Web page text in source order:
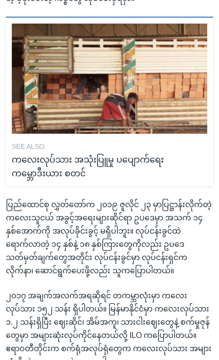
SEE ALSO:
ကလေးလုပ်သား အသုံးပြူမှု ပပျောက်ရေး
ကမ္ဘောဒီးယား စတင်
ပြည်ထောင်စု လွှတ်တော်က ၂၀၁၉ ဇူလိုင် ၂၃ မှာပြဋ္ဌာန်းလိုက်တဲ့
ကလေးသူငယ် အခွင့်အရေးများဆိုင်ရာ ဥပဒေမှာ အသက် ၁၄
နှစ်အောက်ကို အလုပ်ခိုင်းခွင့် မရှိပါဘူး။ လုပ်ငန်းခွင်ထဲ
ရောက်လာတဲ့ ၁၄ နှစ်နဲ့ ၁၈ နှစ်ကြားတွေကိုလည်း ဥပဒေ
သတ်မှတ်ချက်တွေအတိုင်း လုပ်ငန်းခွင်မှာ လုပ်ငန်းရှင်က
လိုက်နာ၊ ဆောင်ရွက်ပေးဖို့လည်း သူကပြောပါတယ်။
၂၀၁၇ အချက်အလက်အရဆိုရင် တကမ္ဘာလုံးမှာ ကလေး
လုပ်သား ၁၅၂ သန်း ရှိပါတယ်။ မြန်မာနိုင်ငံမှာ ကလေးလုပ်သား
၁.၂ သန်းရှိပြီး ဈေးဆိုင်၊ အိမ်အကူ၊ သားငါးဈေးတွေနဲ့ စက်မှုဇုန်
တွေမှာ အများဆုံးလုပ်ကိုင်နေတယ်လို့ ILO ကပြောပါတယ်။
ဧရာဝတီတိုင်းက စက်ရုံအလုပ်ရုံတွေက ကလေးလုပ်သား အများ